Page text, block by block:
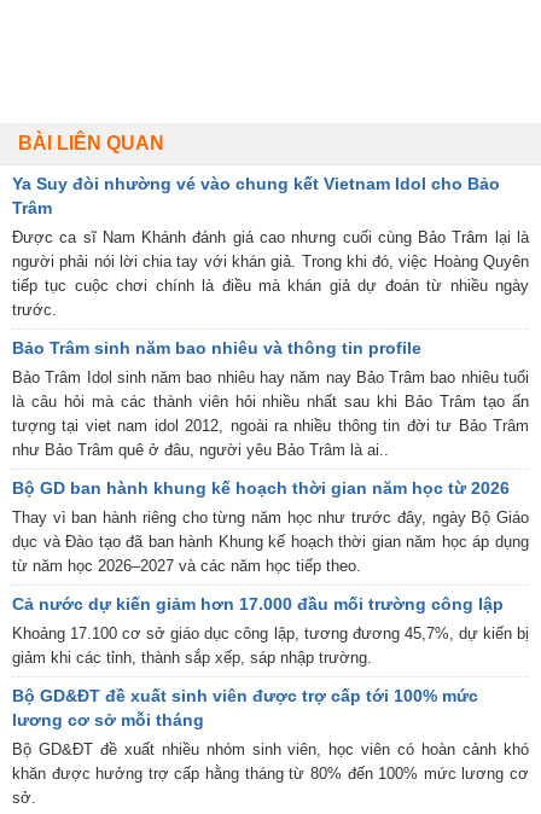
BÀI LIÊN QUAN
Ya Suy đòi nhường vé vào chung kết Vietnam Idol cho Bảo
Trâm
Được ca sĩ Nam Khánh đánh giá cao nhưng cuối cùng Bảo Trâm lại là
người phải nói lời chia tay với khán giả. Trong khi đó, việc Hoàng Quyên
tiếp tục cuộc chơi chính là điều mà khán giả dự đoán từ nhiều ngày
trước.
Bảo Trâm sinh năm bao nhiêu và thông tin profile
Bảo Trâm Idol sinh năm bao nhiêu hay năm nay Bảo Trâm bao nhiêu tuổi
là câu hỏi mà các thành viên hỏi nhiều nhất sau khi Bảo Trâm tạo ấn
tượng tại viet nam idol 2012, ngoài ra nhiều thông tin đời tư Bảo Trâm
như Bảo Trâm quê ở đâu, người yêu Bảo Trâm là ai..
Bộ GD ban hành khung kế hoạch thời gian năm học từ 2026
Thay vì ban hành riêng cho từng năm học như trước đây, ngày Bộ Giáo
dục và Đào tạo đã ban hành Khung kế hoạch thời gian năm học áp dụng
từ năm học 2026–2027 và các năm học tiếp theo.
Cả nước dự kiến giảm hơn 17.000 đầu mối trường công lập
Khoảng 17.100 cơ sở giáo dục công lập, tương đương 45,7%, dự kiến bị
giảm khi các tỉnh, thành sắp xếp, sáp nhập trường.
Bộ GD&ĐT đề xuất sinh viên được trợ cấp tới 100% mức
lương cơ sở mỗi tháng
Bộ GD&ĐT đề xuất nhiều nhóm sinh viên, học viên có hoàn cảnh khó
khăn được hưởng trợ cấp hằng tháng từ 80% đến 100% mức lương cơ
sở.